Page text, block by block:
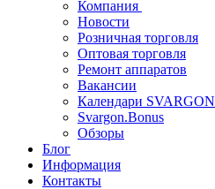
Компания
Новости
Розничная торговля
Оптовая торговля
Ремонт аппаратов
Вакансии
Календари SVARGON
Svargon.Bonus
Обзоры
Блог
Информация
Контакты